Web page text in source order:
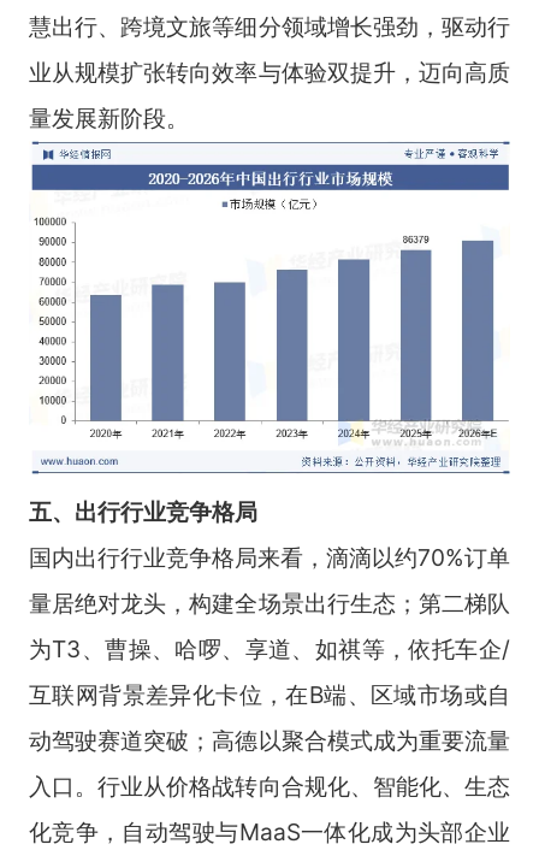
慧出行、跨境文旅等细分领域增长强劲，驱动行
业从规模扩张转向效率与体验双提升，迈向高质
量发展新阶段。
五、出行行业竞争格局
国内出行行业竞争格局来看，滴滴以约70%订单
量居绝对龙头，构建全场景出行生态；第二梯队
为T3、曹操、哈啰、享道、如祺等，依托车企/
互联网背景差异化卡位，在B端、区域市场或自
动驾驶赛道突破；高德以聚合模式成为重要流量
入口。行业从价格战转向合规化、智能化、生态
化竞争，自动驾驶与MaaS一体化成为头部企业